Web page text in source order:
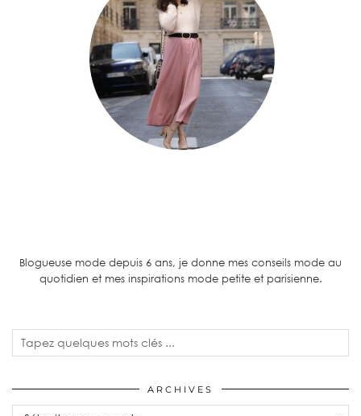
Blogueuse mode depuis 6 ans, je donne mes conseils mode au
quotidien et mes inspirations mode petite et parisienne.
ARCHIVES
Archives